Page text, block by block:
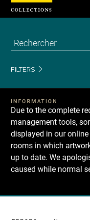
FILTERS
INFORMATION
Due to the complete
management tools,
displayed in our
rooms in which
up to date. We
caused while normal
Recherche
Cookies management